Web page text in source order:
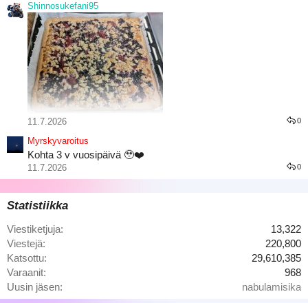
Tuli käytyä Itsuyakissa
Shinnosukefani95
Marjaisat juustokakku palat
11.7.2026 0
Myrskyvaroitus
Kohta 3 v vuosipäivä 🥹❤️
11.7.2026 0
Statistiikka
Viestiketjuja
13,322
Viestejä
220,800
Katsottu
29,610,385
Varaanit
968
Uusin jäsen
nabulamisika